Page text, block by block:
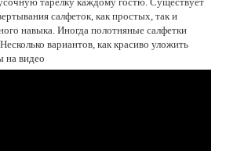
салфеток, как простых, так и
навыка. Иногда полотняные салфетки
вариантов, как красиво уложить
на видео